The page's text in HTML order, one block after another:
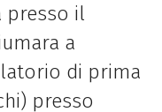
presso il
a
di prima
presso